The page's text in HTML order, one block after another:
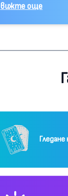
вижте още
Гледане